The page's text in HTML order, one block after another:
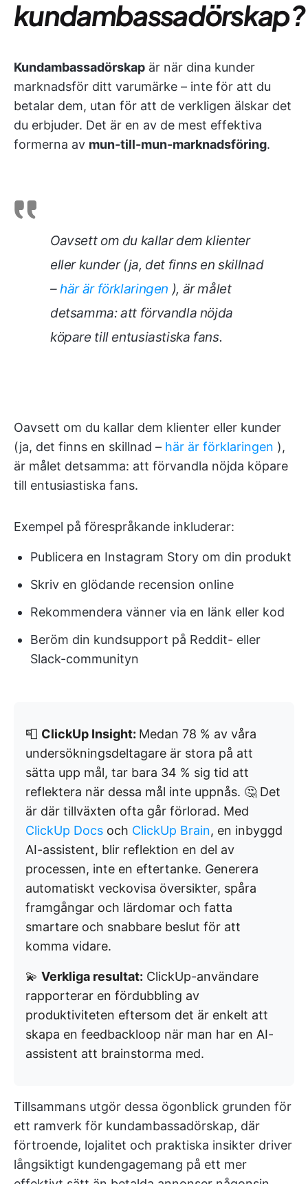
kundambassadörskap?
Kundambassadörskap är när dina kunder
marknadsför ditt varumärke – inte för att du
betalar dem, utan för att de verkligen älskar det
du erbjuder. Det är en av de mest effektiva
formerna av mun-till-mun-marknadsföring.
Oavsett om du kallar dem klienter
eller kunder (ja, det finns en skillnad
–här är förklaringen ), är målet
detsamma: att förvandla nöjda
köpare till entusiastiska fans.
Oavsett om du kallar dem klienter eller kunder
(ja, det finns en skillnad – här är förklaringen ),
är målet detsamma: att förvandla nöjda köpare
till entusiastiska fans.
Exempel på förespråkande inkluderar:
Publicera en Instagram Story om din produkt
Skriv en glödande recension online
Rekommendera vänner via en länk eller kod
Beröm din kundsupport på Reddit- eller
Slack-communityn
📮 ClickUp Insight: Medan 78 % av våra
undersökningsdeltagare är stora på att
sätta upp mål, tar bara 34 % sig tid att
reflektera när dessa mål inte uppnås. 🤔 Det
är där tillväxten ofta går förlorad. Med
ClickUp Docs och ClickUp Brain, en inbyggd
AI-assistent, blir reflektion en del av
processen, inte en eftertanke. Generera
automatiskt veckovisa översikter, spåra
framgångar och lärdomar och fatta
smartare och snabbare beslut för att
komma vidare.
💫 Verkliga resultat: ClickUp-användare
rapporterar en fördubbling av
produktiviteten eftersom det är enkelt att
skapa en feedbackloop när man har en AI-
assistent att brainstorma med.
Tillsammans utgör dessa ögonblick grunden för
ett ramverk för kundambassadörskap, där
förtroende, lojalitet och praktiska insikter driver
långsiktigt kundengagemang på ett mer